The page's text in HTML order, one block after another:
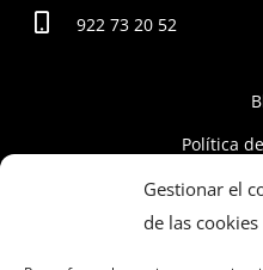
Gestionar el
de las cookies
922 73 20 52
Política
Políticas